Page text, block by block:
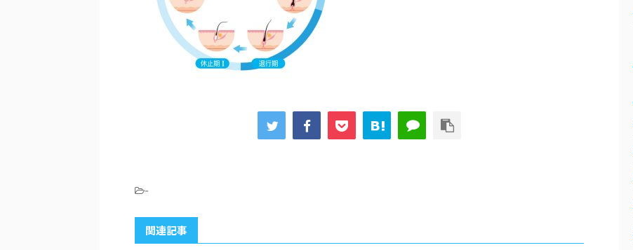
-
関連記事